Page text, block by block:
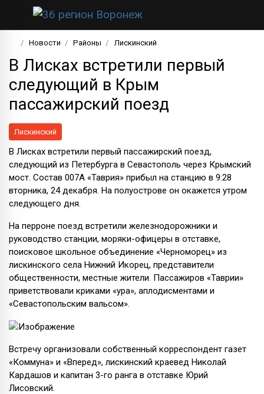
Новости Районы Лискинский
В Лисках встретили первый
следующий в Крым
пассажирский поезд
Лискинский
В Лисках встретили первый пассажирский поезд,
следующий из Петербурга в Севастополь через Крымский
мост. Состав 007А «Таврия» прибыл на станцию в 9:28
вторника, 24 декабря. На полуострове он окажется утром
следующего дня.
На перроне поезд встретили железнодорожники и
руководство станции, моряки-офицеры в отставке,
поисковое школьное объединение «Черноморец» из
лискинского села Нижний Икорец, представители
общественности, местные жители. Пассажиров «Таврии»
приветствовали криками «ура», аплодисментами и
«Севастопольским вальсом».
Встречу организовали собственный корреспондент газет
«Коммуна» и «Вперед», лискинский краевед Николай
Кардашов и капитан 3-го ранга в отставке Юрий
Лисовский.